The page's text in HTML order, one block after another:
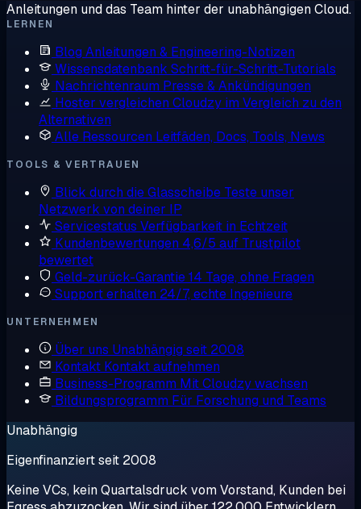
Anleitungen und das Team hinter der unabhängigen Cloud.
LERNEN
Blog Anleitungen & Engineering-Notizen
Wissensdatenbank Schritt-für-Schritt-Tutorials
Nachrichtenraum Presse & Ankündigungen
Hoster vergleichen Cloudzy im Vergleich zu den
Alternativen
Alle Ressourcen Leitfäden, Docs, Tools, News
TOOLS & VERTRAUEN
Blick durch die Glasscheibe Teste unser
Netzwerk von deiner IP
Servicestatus Verfügbarkeit in Echtzeit
Kundenbewertungen 4,6/5 auf Trustpilot
bewertet
Geld-zurück-Garantie14 Tage, ohne Fragen
Support erhalten 24/7, echte Ingenieure
UNTERNEHMEN
Über uns Unabhängig seit 2008
Kontakt Kontakt aufnehmen
Business-Programm Mit Cloudzy wachsen
Bildungsprogramm Für Forschung und Teams
Unabhängig
Eigenfinanziert seit 2008
Keine VCs, kein Quartalsdruck vom Vorstand, Kunden bei